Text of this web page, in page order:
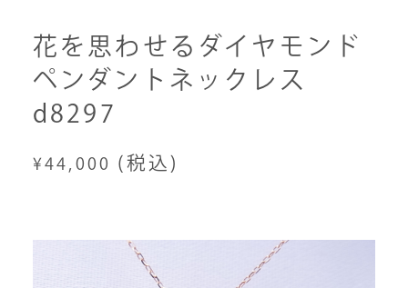
花を思わせるダイヤモンド
ペンダントネックレス
d8297
¥44,000 (税込)